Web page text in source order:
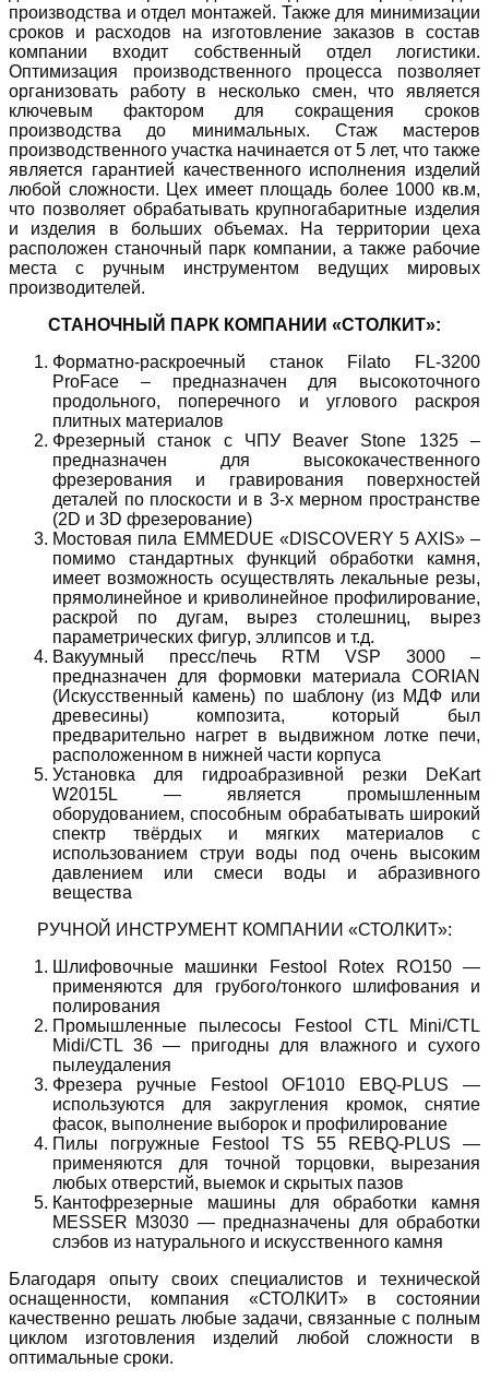
производства и отдел монтажей. Также для минимизации
сроков и расходов на изготовление заказов в состав
компании входит собственный отдел логистики.
Оптимизация производственного процесса позволяет
организовать работу в несколько смен, что является
ключевым фактором для сокращения сроков
производства до минимальных. Стаж мастеров
производственного участка начинается от 5 лет, что также
является гарантией качественного исполнения изделий
любой сложности. Цех имеет площадь более 1000 кв.м,
что позволяет обрабатывать крупногабаритные изделия
и изделия в больших объемах. На территории цеха
расположен станочный парк компании, а также рабочие
места с ручным инструментом ведущих мировых
производителей.
СТАНОЧНЫЙ ПАРК КОМПАНИИ «СТОЛКИТ»:
Форматно-раскроечный станок Filato FL-3200
ProFace – предназначен для высокоточного
продольного, поперечного и углового раскроя
плитных материалов
Фрезерный станок с ЧПУ Beaver Stone 1325 –
предназначен для высококачественного
фрезерования и гравирования поверхностей
деталей по плоскости и в 3-х мерном пространстве
(2D и 3D фрезерование)
Мостовая пила EMMEDUE «DISCOVERY 5 AXIS» –
помимо стандартных функций обработки камня,
имеет возможность осуществлять лекальные резы,
прямолинейное и криволинейное профилирование,
раскрой по дугам, вырез столешниц, вырез
параметрических фигур, эллипсов и т.д.
Вакуумный пресс/печь RTM VSP 3000 –
предназначен для формовки материала CORIAN
(Искусственный камень) по шаблону (из МДФ или
древесины) композита, который был
предварительно нагрет в выдвижном лотке печи,
расположенном в нижней части корпуса
Установка для гидроабразивной резки DeKart
W2015L — является промышленным
оборудованием, способным обрабатывать широкий
спектр твёрдых и мягких материалов с
использованием струи воды под очень высоким
давлением или смеси воды и абразивного
вещества
РУЧНОЙ ИНСТРУМЕНТ КОМПАНИИ «СТОЛКИТ»:
Шлифовочные машинки Festool Rotex RO150 —
применяются для грубого/тонкого шлифования и
полирования
Промышленные пылесосы Festool CTL Mini/CTL
Midi/CTL 36 — пригодны для влажного и сухого
пылеудаления
Фрезера ручные Festool OF1010 EBQ-PLUS —
используются для закругления кромок, снятие
фасок, выполнение выборок и профилирование
Пилы погружные Festool TS 55 REBQ-PLUS —
применяются для точной торцовки, вырезания
любых отверстий, выемок и скрытых пазов
Кантофрезерные машины для обработки камня
MESSER M3030 — предназначены для обработки
слэбов из натурального и искусственного камня
Благодаря опыту своих специалистов и технической
оснащенности, компания «СТОЛКИТ» в состоянии
качественно решать любые задачи, связанные с полным
циклом изготовления изделий любой сложности в
оптимальные сроки.